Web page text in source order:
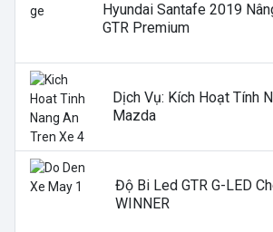
Hyundai Santafe 2019
GTR Premium
Dịch Vụ: Kích Hoạt Tính
Mazda
Độ Bi Led GTR G-LED
WINNER